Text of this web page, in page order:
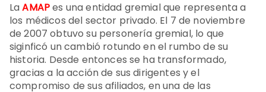
LaAMAPes una entidad gremial que representa a
los médicos del sector privado. El 7 de noviembre
de 2007 obtuvo su personería gremial, lo que
siginficó un cambió rotundo en el rumbo de su
historia. Desde entonces se ha transformado,
gracias a la acción de sus dirigentes y el
compromiso de sus afiliados, en una de las